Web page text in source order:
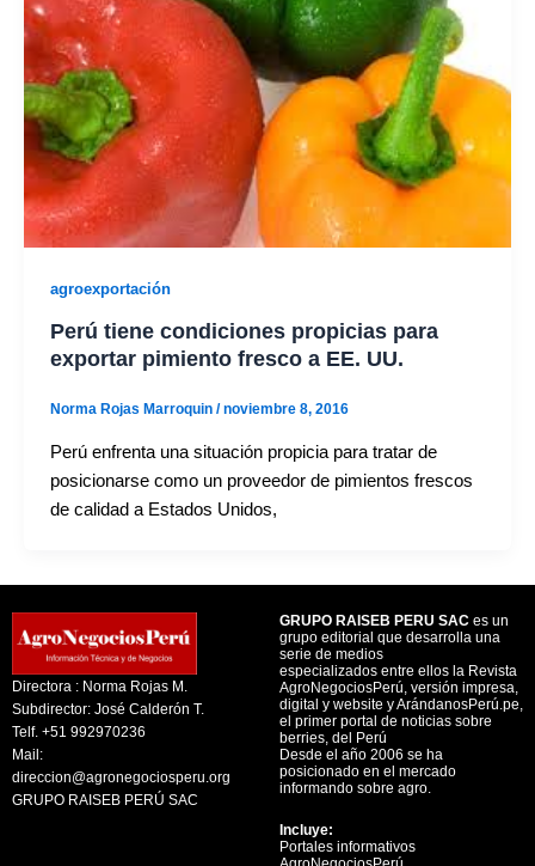
agroexportación
Perú tiene condiciones propicias para
exportar pimiento fresco a EE. UU.
Norma Rojas Marroquin /noviembre 8, 2016
Perú enfrenta una situación propicia para tratar de
posicionarse como un proveedor de pimientos frescos
de calidad a Estados Unidos,
Directora : Norma Rojas M.
Subdirector: José Calderón T.
Telf. +51 992970236
Mail:
direccion@agronegociosperu.org
GRUPO RAISEB PERÚ SAC
GRUPO RAISEB PERU SAC es un
grupo editorial que desarrolla una
serie de medios
especializados entre ellos la Revista
AgroNegociosPerú, versión impresa,
digital y website y ArándanosPerú.pe,
el primer portal de noticias sobre
berries, del Perú
Desde el año 2006 se ha
posicionado en el mercado
informando sobre agro.
Incluye:
Portales informativos
AgroNegociosPerú,